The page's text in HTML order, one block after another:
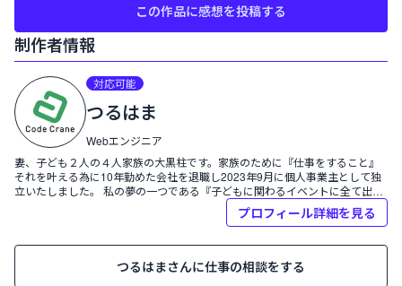
制作者情報
プロフィール:つるはま
対応可能
つるはま
Webエンジニア
妻、子ども２人の４人家族の大黒柱です。家族のために『仕事をすること』
それを叶える為に10年勤めた会社を退職し2023年9月に個人事業主として独
立いたしました。 私の夢の一つである『子どもに関わるイベントに全て出席
すること』を実現すべく、このWeb業界で生きていくことを決断しました。
プロフィール詳細を見る
この作品に感想を投稿する
つるはまさんに仕事の相談をする